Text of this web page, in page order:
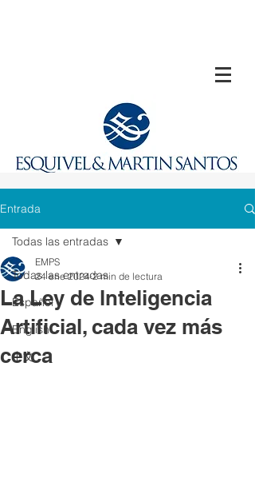
Entrada
Todas las entradas
Español
English
中文
Todas las entradas
La Ley de lnteligencia
Artificial, cada vez más
cerca
EMPS
24 ene 2024 2 min de lectura